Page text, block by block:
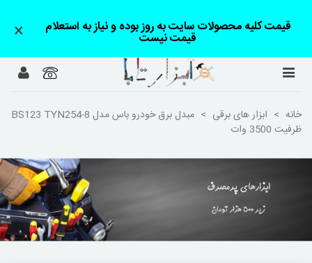
قیمت کلیه محصولات سایت به روز بوده و نیاز به استعلام
قیمت نیست ×
خانه > ابزار های برقی >
مبدل برق خودرو باس مدل BS123 TYN254-8
ظرفیت 3500 وات